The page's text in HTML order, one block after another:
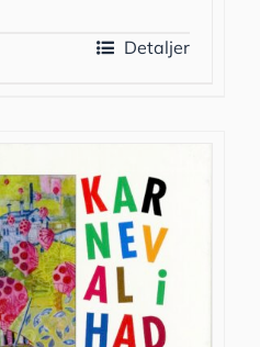
Detaljer